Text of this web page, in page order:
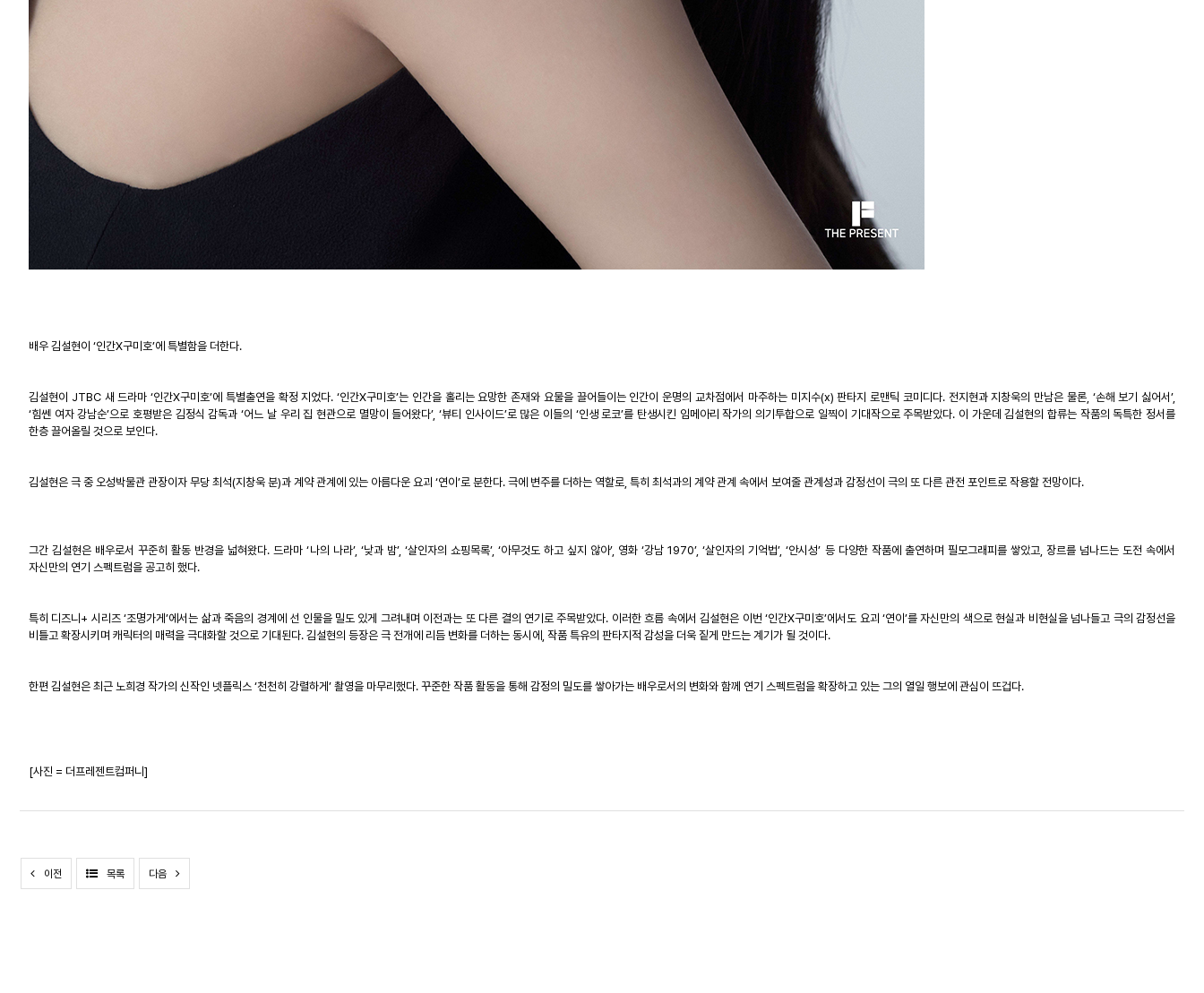
배우 김설현이 ‘인간X구미호’에 특별함을 더한다.
김설현이 JTBC 새 드라마 ‘인간X구미호’에 특별출연을 확정 지었다. ‘인간X구미호’는 인간을 홀리는 요망한 존재와 요물을 끌어들이는 인간이 운명의 교차점에서 마주하는 미지수(x)판타지 로맨틱 코미디다. 전지현과 지창욱의 만남은 물론, ‘손해 보기 싫어서’,
‘힘쎈 여자 강남순’으로 호평받은 김정식 감독과 ‘어느 날 우리 집 현관으로 멸망이 들어왔다’, ‘뷰티 인사이드’로 많은 이들의 ‘인생 로코’를 탄생시킨 임메아리 작가의 의기투합으로 일찍이 기대작으로 주목받았다. 이 가운데 김설현의 합류는 작품의 독특한 정서를
한층 끌어올릴 것으로 보인다.
김설현은 극 중 오성박물관 관장이자 무당 최석(지창욱 분)과 계약 관계에 있는 아름다운 요괴 ‘연이 ’로 분한다. 극에 변주를 더하는 역할로 특히 최석과의 계약 관계 속에서 보여줄 관계성과 감정선이 극의 또 다른 관전 포인트로 작용할 전망이다.
그간 김설현은 배우로서 꾸준히 활동 반경을 넓혀왔다.드라마 ‘나의 나라’, ‘낮과 밤’, ‘살인자의 쇼핑목록’, ‘아무것도 하고 싶지 않아’, 영화 ‘강남 1970’, ‘살인자의 기억법’, ‘안시성’ 등 다양한 작품에 출연하며 필모그래피를 쌓았고, 장르를 넘나드는 도전 속에서
자신만의 연기 스펙트럼을 공고히 했다.
특히 디즈니 + 시리즈‘조명가게’에서는 삶과 죽음의 경계에 선 인물을 밀도 있게 그려내며 이전과는 또 다른 결의 연기로 주목받았다. 이러한 흐름 속에서 김설현은 이번 ‘인간X구미호’에서도 요괴 ‘연이 ’를 자신만의 색으로 현실과 비현실을 넘나들고 극의 감정선을
비틀고 확장시키며 캐릭터의 매력을 극대화할 것으로 기대된다. 김설현의 등장은 극 전개에 리듬 변화를 더하는 동시에 작품 특유의 판타지적 감성을 더욱 짙게 만드는 계기가 될 것이다.
한편 김설현은 최근 노희경 작가의 신작인 넷플릭스 ‘천천히 강렬하게 ’ 촬영을 마무리했다. 꾸준한 작품 활동을 통해 감정의 밀도를 쌓아가는 배우로서의 변화와 함께 연기 스펙트럼을 확장하고 있는 그의 열일 행보에 관심이 뜨겁다.
[사진 = 더프레젠트컴퍼니 ]
이전 목록 다음